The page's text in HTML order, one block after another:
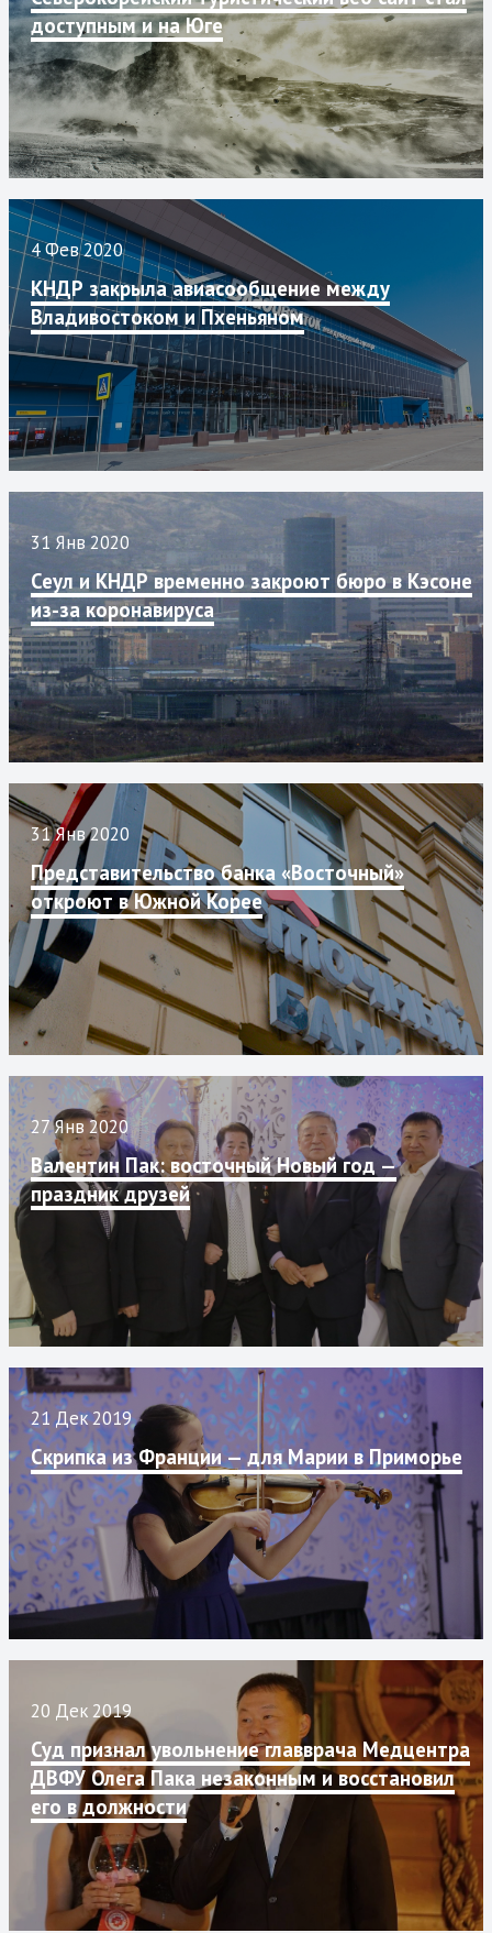
доступным и на Юге
4 Фев 2020
КНДР закрыла авиасообщение между
Владивостоком и Пхеньяном
31 Янв 2020
Сеул и КНДР временно закроют бюро в Кэсоне
из-за коронавируса
31 Янв 2020
Представительство банка «Восточный»
откроют в Южной Корее
27 Янв 2020
Валентин Пак: восточный Новый год —
праздник друзей
21 Дек 2019
Скрипка из Франции — для Марии в Приморье
20 Дек 2019
Суд признал увольнение главврача Медцентра
ДВФУ Олега Пака незаконным и восстановил
его в должности